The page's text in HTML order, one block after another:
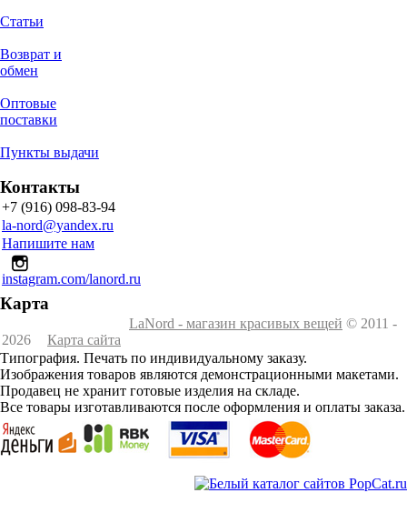
Статьи
Возврат и
обмен
Оптовые
поставки
Пункты выдачи
Контакты
+7 (916) 098-83-94
la-nord@yandex.ru
Напишите нам
instagram.com/lanord.ru
Карта
LaNord - магазин красивых вещей © 2011 -
2026
Карта сайта
Типография. Печать по индивидуальному заказу.
Изображения товаров являются демонстрационными макетами.
Продавец не хранит готовые изделия на складе.
Все товары изготавливаются после оформления и оплаты заказа.